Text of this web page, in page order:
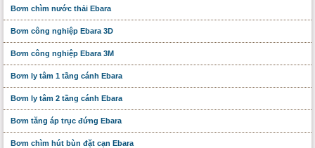
Bơm chìm nước thải Ebara
Bơm công nghiệp Ebara 3D
Bơm công nghiệp Ebara 3M
Bơm ly tâm 1 tầng cánh Ebara
Bơm ly tâm 2 tầng cánh Ebara
Bơm tăng áp trục đứng Ebara
Bơm chìm hút bùn đặt cạn Ebara